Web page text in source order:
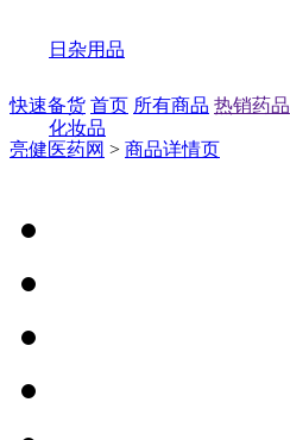
日杂用品
化妆品
快速备货 首页 所有商品 热销药品
亮健医药网 > 商品详情页